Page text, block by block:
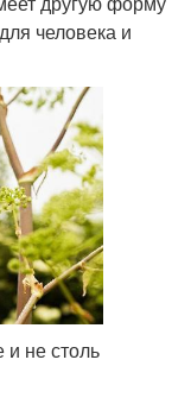
человека и
и не столь